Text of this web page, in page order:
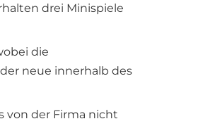
drei Minispiele
die
neue innerhalb des
von der Firma nicht